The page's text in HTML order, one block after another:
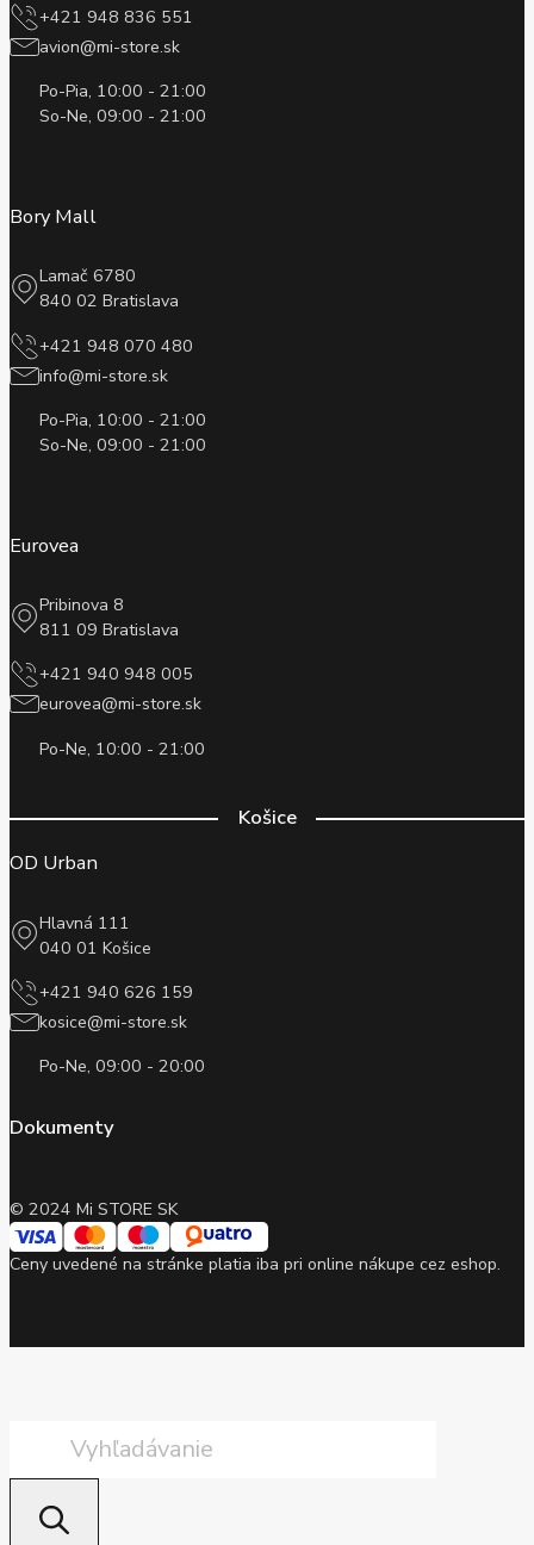
+421 948 836 551
avion@mi-store.sk
Po-Pia, 10:00 - 21:00
So-Ne, 09:00 - 21:00
Bory Mall
Lamač 6780
840 02 Bratislava
+421 948 070 480
info@mi-store.sk
Po-Pia, 10:00 - 21:00
So-Ne, 09:00 - 21:00
Eurovea
Pribinova 8
811 09 Bratislava
+421 940 948 005
eurovea@mi-store.sk
Po-Ne, 10:00 - 21:00
Košice
OD Urban
Hlavná 111
040 01 Košice
+421 940 626 159
kosice@mi-store.sk
Po-Ne, 09:00 - 20:00
Dokumenty
© 2024 Mi STORE SK
Ceny uvedené na stránke platia iba pri online nákupe cez eshop.